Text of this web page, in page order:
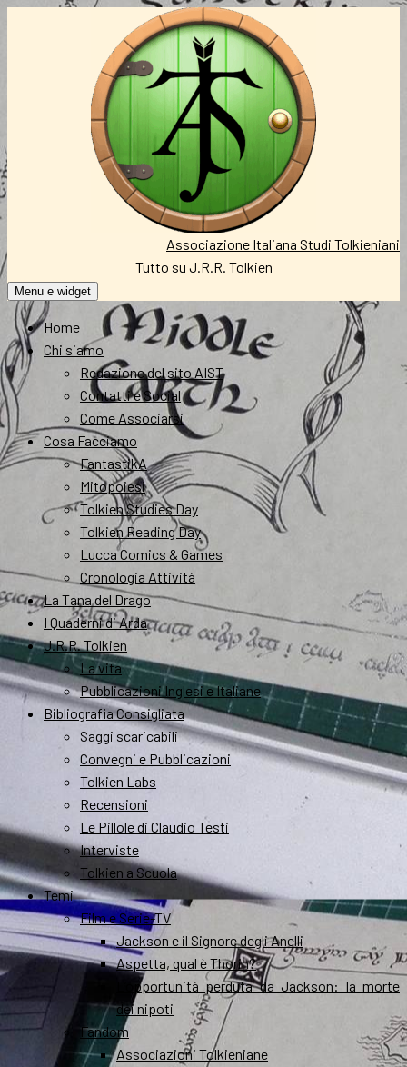
Associazione Italiana Studi Tolkieniani
Tutto su J.R.R. Tolkien
Menu e widget
Home
Chi siamo
Redazione del sito AIST
Contatti e Social
Come Associarsi
Cosa Facciamo
FantastikA
Mitopoiesi
Tolkien Studies Day
Tolkien Reading Day
Lucca Comics & Games
Cronologia Attività
La Tana del Drago
I Quaderni di Arda
J.R.R. Tolkien
La vita
Pubblicazioni Inglesi e Italiane
Bibliografia Consigliata
Saggi scaricabili
Convegni e Pubblicazioni
Tolkien Labs
Recensioni
Le Pillole di Claudio Testi
Interviste
Tolkien a Scuola
Temi
Film e Serie-TV
Jackson e il Signore degli Anelli
Aspetta, qual è Thorin?
L’opportunità perduta da Jackson: la morte
dei nipoti
Fandom
Associazioni Tolkieniane